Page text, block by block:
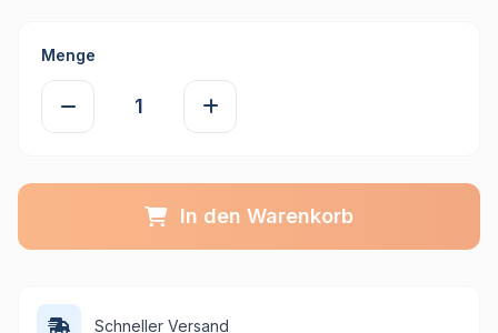
Menge
In den Warenkorb
Schneller Versand